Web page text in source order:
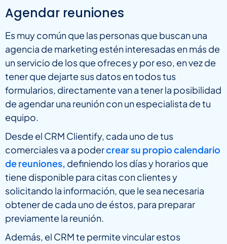
Agendar reuniones
Es muy común que las personas que buscan una
agencia de marketing estén interesadas en más de
un servicio de los que ofreces y por eso, en vez de
tener que dejarte sus datos en todos tus
formularios, directamente van a tener la posibilidad
de agendar una reunión con un especialista de tu
equipo.
Desde el CRM Clientify, cada uno de tus
comerciales va a podercrear su propio calendario
de reuniones, definiendo los días y horarios que
tiene disponible para citas con clientes y
solicitando la información, que le sea necesaria
obtener de cada uno de éstos, para preparar
previamente la reunión.
Además, el CRM te permite vincular estos